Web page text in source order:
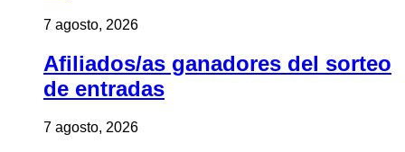
7 agosto, 2026
Afiliados/as ganadores del sorteo
de entradas
7 agosto, 2026